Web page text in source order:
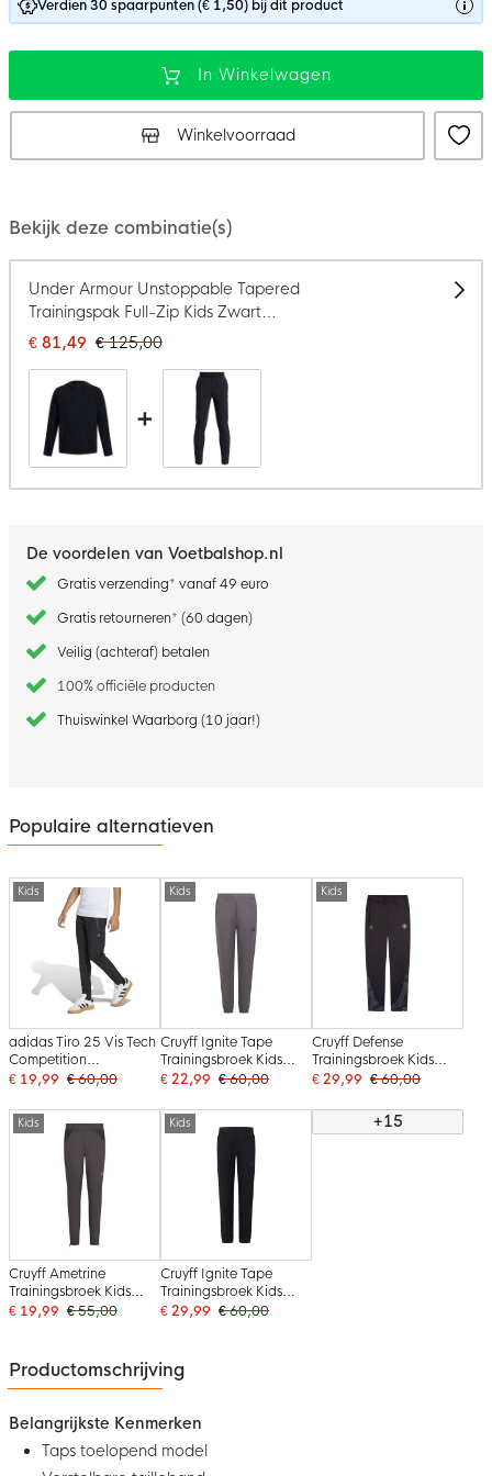
Verdien 30 spaarpunten (€ 1,50) bij dit product
In Winkelwagen
Winkelvoorraad
Bekijk deze combinatie(s)
Under Armour Unstoppable Tapered
Trainingspak Full-Zip Kids Zwart
Donkergrijs
€ 81,49 € 125,00
+
De voordelen van Voetbalshop.nl
Gratis verzending* vanaf 49 euro
Gratis retourneren* (60 dagen)
Veilig (achteraf) betalen
100% officiële producten
Thuiswinkel Waarborg (10 jaar!)
Populaire alternatieven
Kids
adidas Tiro 25 Vis Tech
Competition
Trainingsbroek Kids
€ 19,99 € 60,00
Kids
Cruyff Ignite Tape
Trainingsbroek Kids
Donkergrijs
€ 22,99 € 60,00
Kids
Cruyff Defense
Trainingsbroek Kids
Zwart Donkergrijs
€ 29,99 € 60,00
Kids
Cruyff Ametrine
Trainingsbroek Kids
Donkergrijs
€ 19,99 € 55,00
Kids
Cruyff Ignite Tape
Trainingsbroek Kids
Zwart Grijs
€ 29,99 € 60,00
+15
Productomschrijving
Belangrijkste Kenmerken
Taps toelopend model